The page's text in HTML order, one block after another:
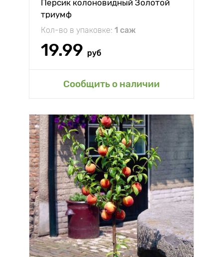
Персик колоновидный Золотой
триумф
Кол-во в упаковке: 1 саж
19.99 руб
Сообщить о наличии